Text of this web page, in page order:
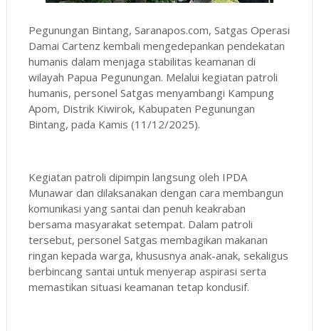
Pegunungan Bintang, Saranapos.com, Satgas Operasi
Damai Cartenz kembali mengedepankan pendekatan
humanis dalam menjaga stabilitas keamanan di
wilayah Papua Pegunungan. Melalui kegiatan patroli
humanis, personel Satgas menyambangi Kampung
Apom, Distrik Kiwirok, Kabupaten Pegunungan
Bintang, pada Kamis (11/12/2025).
Kegiatan patroli dipimpin langsung oleh IPDA
Munawar dan dilaksanakan dengan cara membangun
komunikasi yang santai dan penuh keakraban
bersama masyarakat setempat. Dalam patroli
tersebut, personel Satgas membagikan makanan
ringan kepada warga, khususnya anak-anak, sekaligus
berbincang santai untuk menyerap aspirasi serta
memastikan situasi keamanan tetap kondusif.